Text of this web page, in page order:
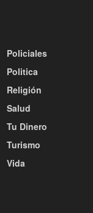
Policiales
Politica
Religión
Salud
Tu Dinero
Turismo
Vida